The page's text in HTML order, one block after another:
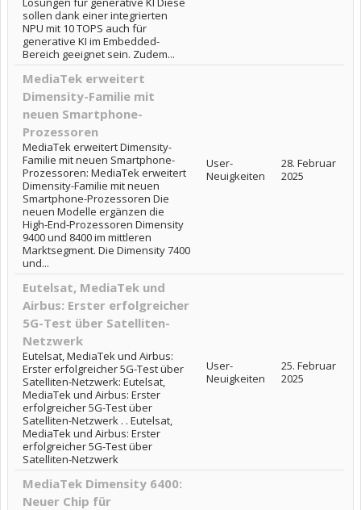
sollen dank einer integrierten
NPU mit 10 TOPS auch für
generative KI im Embedded-
Bereich geeignet sein. Zudem...
MediaTek erweitert
Dimensity-Familie mit
neuen Smartphone-
Prozessoren
MediaTek erweitert Dimensity-
Familie mit neuen Smartphone-
Prozessoren: MediaTek erweitert
Dimensity-Familie mit neuen
Smartphone-Prozessoren Die
neuen Modelle ergänzen die
High-End-Prozessoren Dimensity
9400 und 8400 im mittleren
Marktsegment. Die Dimensity 7400
und...
User-
Neuigkeiten
28. Februar
2025
Eutelsat, MediaTek und
Airbus: Erster erfolgreicher
5G-Test über Satelliten-
Netzwerk
Eutelsat, MediaTek und Airbus:
Erster erfolgreicher 5G-Test über
Satelliten-Netzwerk: Eutelsat,
MediaTek und Airbus: Erster
erfolgreicher 5G-Test über
Satelliten-Netzwerk . . Eutelsat,
MediaTek und Airbus: Erster
erfolgreicher 5G-Test über
Satelliten-Netzwerk
User-
Neuigkeiten
25. Februar
2025
MediaTek Dimensity 6400:
Neuer Chip für